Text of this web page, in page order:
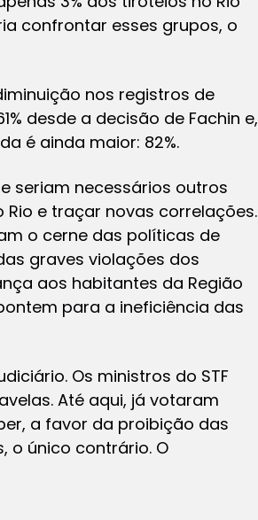
confrontar esses grupos, o
nos registros de
desde a decisão de Fachin e,
é ainda maior: 82%.
seriam necessários outros
e traçar novas correlações.
o cerne das políticas de
graves violações dos
aos habitantes da Região
para a ineficiência das
Os ministros do STF
Até aqui, já votaram
a favor da proibição das
o único contrário. O